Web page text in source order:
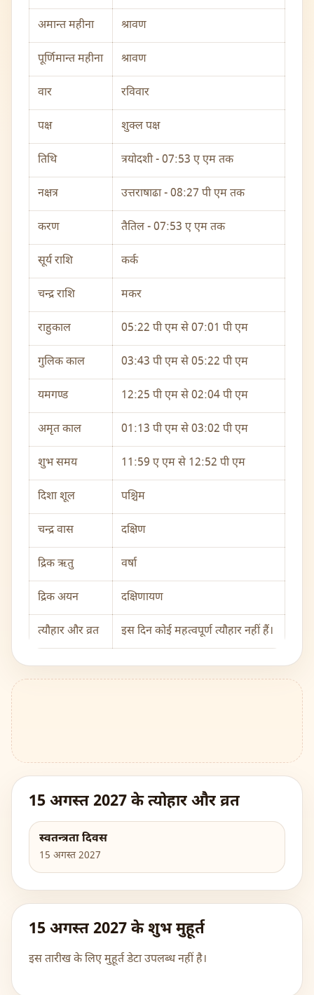
अमान्त महीना श्रावण
पूर्णिमान्त महीना श्रावण
वार रविवार
पक्ष शुक्ल पक्ष
तिथि त्रयोदशी - 07:53 ए एम तक
नक्षत्र उत्तराषाढा - 08:27 पी एम तक
करण तैतिल - 07:53 ए एम तक
सूर्य राशि कर्क
चन्द्र राशि मकर
राहुकाल 05:22 पी एम से 07:01 पी एम
गुलिक काल 03:43 पी एम से 05:22 पी एम
यमगण्ड 12:25 पी एम से 02:04 पी एम
अमृत काल 01:13 पी एम से 03:02 पी एम
शुभ समय 11:59 ए एम से 12:52 पी एम
दिशा शूल पश्चिम
चन्द्र वास दक्षिण
द्रिक ऋतु वर्षा
द्रिक अयन दक्षिणायण
त्यौहार और व्रत इस दिन कोई महत्वपूर्ण त्यौहार नहीं हैं।
15 अगस्त 2027 के त्योहार और व्रत
स्वतन्त्रता दिवस
15 अगस्त 2027
15 अगस्त 2027 के शुभ मुहूर्त
इस तारीख के लिए मुहूर्त डेटा उपलब्ध नहीं है।